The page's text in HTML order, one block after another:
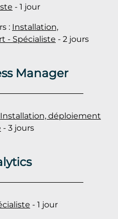
- 1 jour
: Installation,
- Spécialiste - 2 jours
Manager
Installation, déploiement
- 3 jours
- 1 jour